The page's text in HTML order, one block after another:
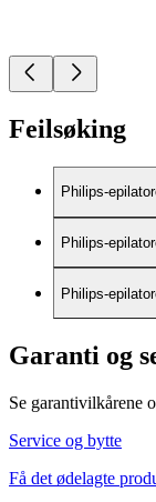
Feilsøking
Philips-
Philips-
Philips-
Garanti og
Se garantivilkårene
Service og bytte
Få det ødelagte